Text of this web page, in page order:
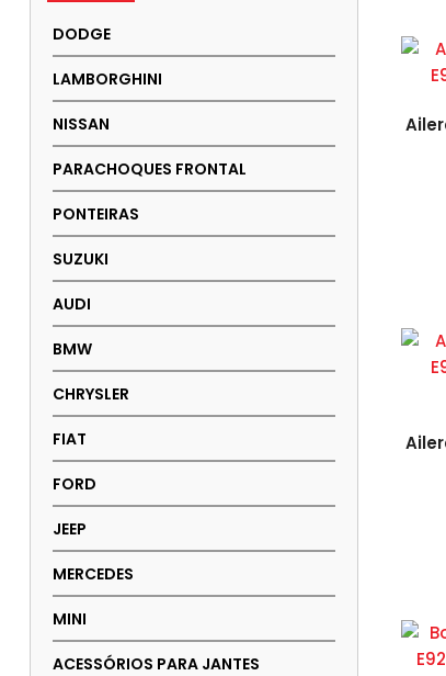
DODGE
LAMBORGHINI
NISSAN
PARACHOQUES FRONTAL
PONTEIRAS
SUZUKI
AUDI
BMW
CHRYSLER
FIAT
FORD
JEEP
MERCEDES
MINI
ACESSÓRIOS PARA JANTES